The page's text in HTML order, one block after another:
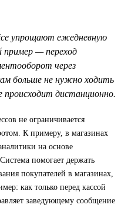
упрощают ежедневную
пример — переход
через
больше не нужно ходить
происходит дистанционно.
не ограничивается
К примеру, в магазинах
на основе
помогает держать
покупателей в магазинах,
как только перед кассой
заведующему сообщение